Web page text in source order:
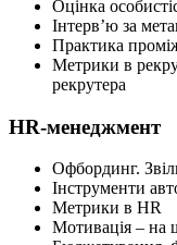
Оцінка
Інтерв’ю за
Практика
Метрики в
рекрутера
HR-менеджмент
Офбординг.
Інструменти
Метрики в HR
Мотивація – на